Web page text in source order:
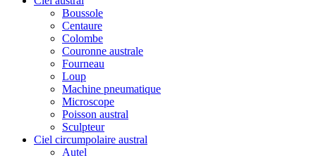
Boussole
Centaure
Colombe
Couronne australe
Fourneau
Loup
Machine pneumatique
Microscope
Poisson austral
Sculpteur
Ciel circumpolaire austral
Autel